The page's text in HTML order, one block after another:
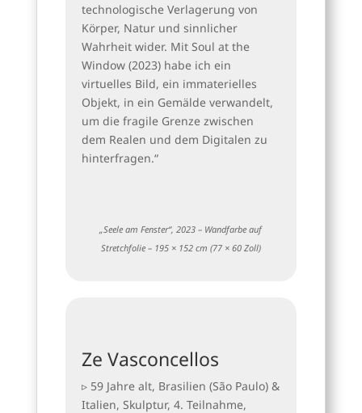
technologische Verlagerung von
Körper, Natur und sinnlicher
Wahrheit wider. Mit Soul at the
Window (2023) habe ich ein
virtuelles Bild, ein immaterielles
Objekt, in ein Gemälde verwandelt,
um die fragile Grenze zwischen
dem Realen und dem Digitalen zu
hinterfragen.“
„Seele am Fenster“, 2023 – Wandfarbe auf
Stretchfolie – 195 × 152 cm (77 × 60 Zoll)
Ze Vasconcellos
▹ 59 Jahre alt, Brasilien (São Paulo) &
Italien, Skulptur, 4. Teilnahme,